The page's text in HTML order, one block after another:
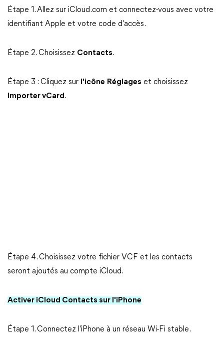
Étape 1. Allez sur iCloud.com et connectez-vous avec votre
identifiant Apple et votre code d'accès.
Étape 2. Choisissez Contacts.
Étape 3 : Cliquez sur l'icône Réglages et choisissez
Importer vCard.
Étape 4. Choisissez votre fichier VCF et les contacts
seront ajoutés au compte iCloud.
Activer iCloud Contacts sur l'iPhone
Étape 1. Connectez l'iPhone à un réseau Wi-Fi stable.